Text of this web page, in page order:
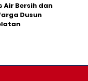
Air Bersih dan
Dusun